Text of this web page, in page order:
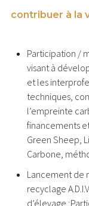
contribuer à la
Participation /
visant à
et les
techniques,
l’empreinte
financements
Green Sheep,
Carbone,
Lancement de
recyclage
d’élevage